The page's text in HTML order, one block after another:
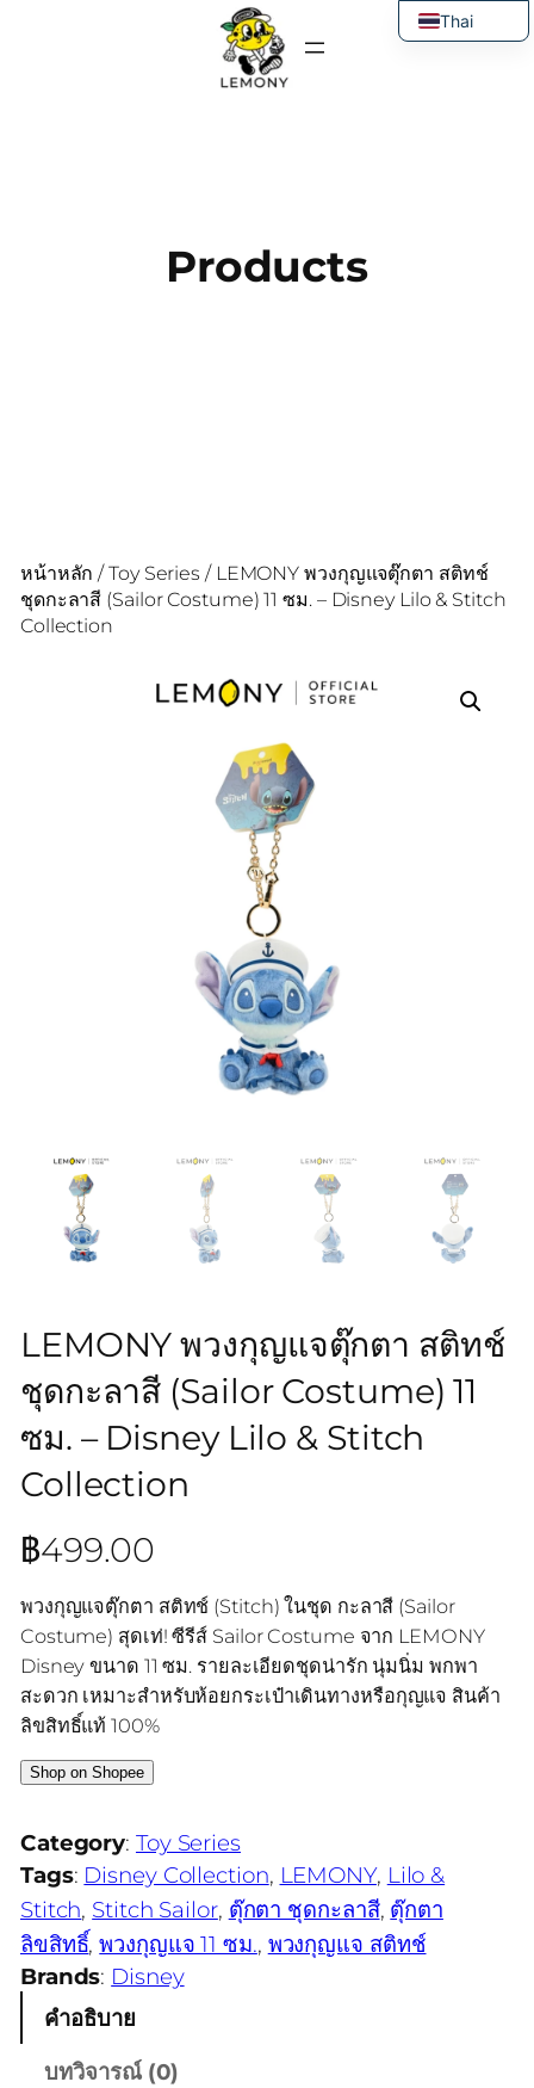
Products
หน้าหลัก /Toy Series / LEMONY พวงกุญแจตุ๊กตา สติทช์
ชุดกะลาสี (Sailor Costume) 11 ซม. – Disney Lilo & Stitch
Collection
LEMONY พวงกุญแจตุ๊กตา สติทช์
ชุดกะลาสี (Sailor Costume) 11
ซม. – Disney Lilo & Stitch
Collection
฿499.00
พวงกุญแจตุ๊กตา สติทช์ (Stitch) ในชุด กะลาสี (Sailor
Costume) สุดเท่! ซีรีส์ Sailor Costume จาก LEMONY
Disney ขนาด 11 ซม. รายละเอียดชุดน่ารัก นุ่มนิ่ม พกพา
สะดวก เหมาะสำหรับห้อยกระเป๋าเดินทางหรือกุญแจ สินค้า
ลิขสิทธิ์แท้ 100%
Shop on Shopee
Category: Toy Series
Tags: Disney Collection, LEMONY, Lilo &
Stitch, Stitch Sailor, ตุ๊กตา ชุดกะลาสี, ตุ๊กตา
ลิขสิทธิ์, พวงกุญแจ 11 ซม., พวงกุญแจ สติทช์
Brands: Disney
คำอธิบาย
บทวิจารณ์ (0)
Thai